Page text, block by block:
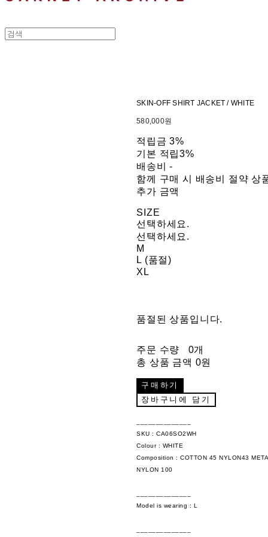
SKIN-OFF SHIRT JACKET / WHITE
580,000원
적립금 3%
기본 적립3%
배송비-
함께 구매 시 배송비 절약 상
추가 금액
SIZE
선택하세요.
선택하세요.
M
L (품절)
XL
품절된 상품입니다.
주문 수량
0개
총 상품 금액 0원
구매하기
장바구니에 담기
SKU : CA06SO2WH
Colour : WHITE
Composition : COTTON 45 NYLON43
NYLON 100
Model is wearing : L